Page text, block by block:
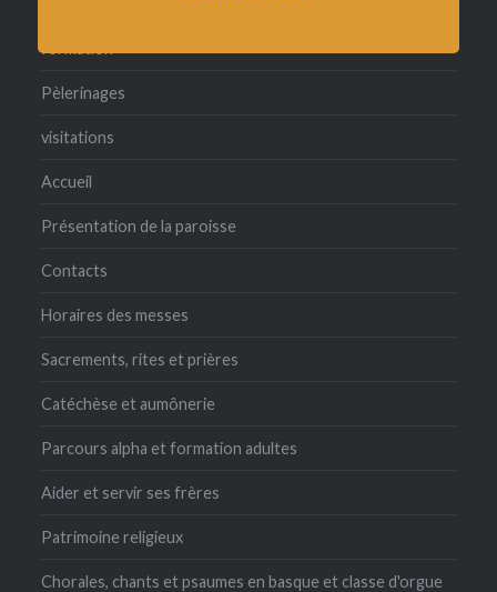
formation
Pèlerinages
visitations
Accueil
Présentation de la paroisse
Contacts
Horaires des messes
Sacrements, rites et prières
Catéchèse et aumônerie
Parcours alpha et formation adultes
Aider et servir ses frères
Patrimoine religieux
Chorales, chants et psaumes en basque et classe d'orgue